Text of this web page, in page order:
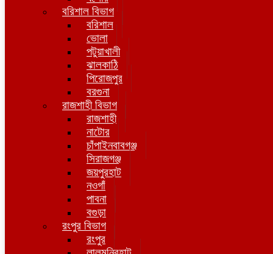
বরিশাল বিভাগ
বরিশাল
ভোলা
পটুয়াখালী
ঝালকাঠি
পিরোজপুর
বরগুনা
রাজশাহী বিভাগ
রাজশাহী
নাটোর
চাঁপাইনবাবগঞ্জ
সিরাজগঞ্জ
জয়পুরহাট
নওগাঁ
পাবনা
বগুড়া
রংপুর বিভাগ
রংপুর